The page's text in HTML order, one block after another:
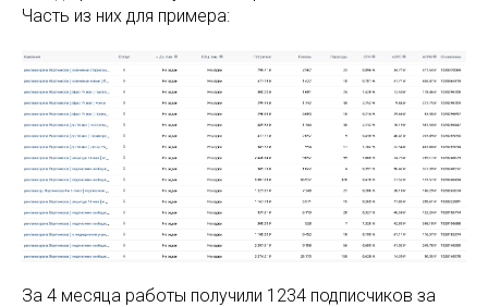
Часть из них для примера:
За 4 месяца работы получили 1234 подписчиков за